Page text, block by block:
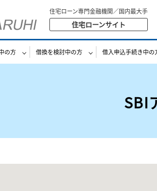
住宅ローン専門金融機関／国内最大手
住宅ローンサイト
の方 借換を検討中の方 借入申込手続き中の
SBI